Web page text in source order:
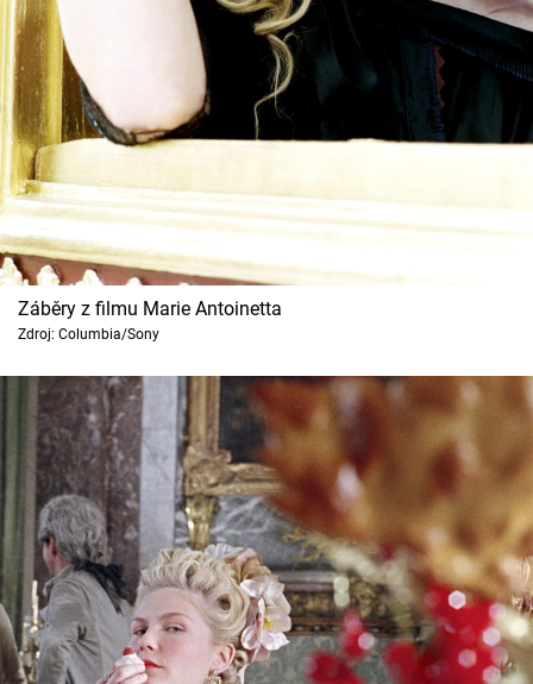
Záběry z filmu Marie Antoinetta
Zdroj: Columbia/Sony